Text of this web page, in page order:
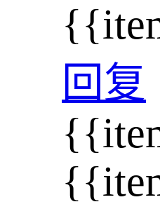
回复